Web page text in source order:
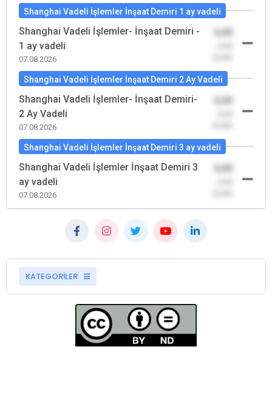
Shanghai Vadeli İşlemler İnşaat Demiri 1 ay vadeli
Shanghai Vadeli İşlemler- İnşaat Demiri -
1 ay vadeli
07.08.2026
Shanghai Vadeli İşlemler İnşaat Demiri 2 Ay Vadeli
Shanghai Vadeli İşlemler- İnşaat Demiri-
2 Ay Vadeli
07.08.2026
Shanghai Vadeli İşlemler İnşaat Demiri 3 ay vadeli
Shanghai Vadeli İşlemler İnşaat Demiri 3
ay vadeli
07.08.2026
KATEGORİLER